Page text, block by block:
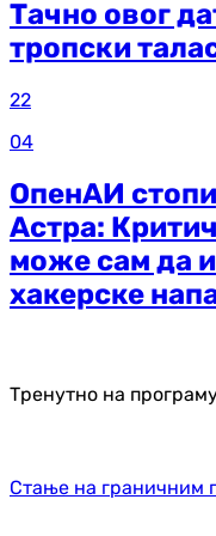
Тачно овог
тропски
22
04
ОпенАИ
Астра:
може сам да
хакерске
Тренутно на
Стање на граничним